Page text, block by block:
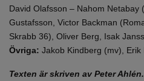
David Olafsson – Nahom Netabay
Gustafsson, Victor Backman
Skrabb 36), Oliver Berg, Isak
Övriga: Jakob Kindberg (mv), Erik
Texten är skriven av Peter